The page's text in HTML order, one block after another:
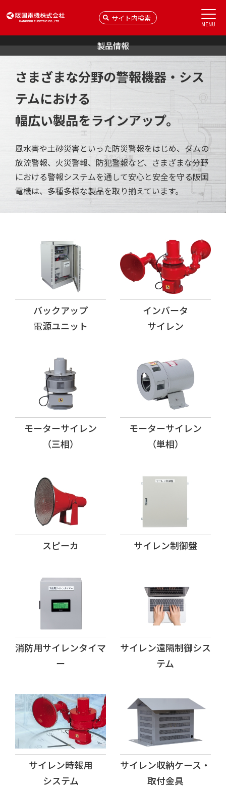
MENU
製品情報
さまざまな分野の警報機器・シス
テムにおける
幅広い製品をラインアップ。
風水害や土砂災害といった防災警報をはじめ、ダムの
放流警報、火災警報、防犯警報など、 さまざまな分野
における警報システムを通して安心と安全を守る阪国
電機は、多種多様な製品を取り揃えています。
バックアップ
電源ユニット
インバータ
サイレン
モーターサイレン
（三相）
モーターサイレン
（単相）
スピーカ サイレン制御盤
消防用サイレンタイマ
ー
サイレン遠隔制御シス
テム
サイレン時報用
システム
サイレン収納ケース・
取付金具